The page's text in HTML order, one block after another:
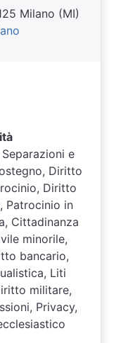
Milano (MI)
e
Diritto
Diritto
Patrocinio in
Cittadinanza
minorile,
bancario,
Liti
militare,
Privacy,